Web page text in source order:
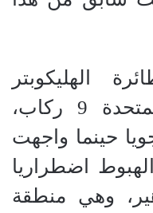
الهليكوبتر
المتعاقدة مع الأمم المتحدة 9 ركاب،
حينما واجهت
اضطراريا
وهي منطقة